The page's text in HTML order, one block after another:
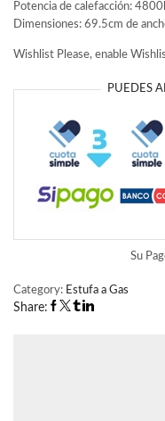
Potencia de calefacción:
Dimensiones: 69.5cm de
Wishlist Please, enable
PUEDES
Su
Category: Estufa a Gas
Share: